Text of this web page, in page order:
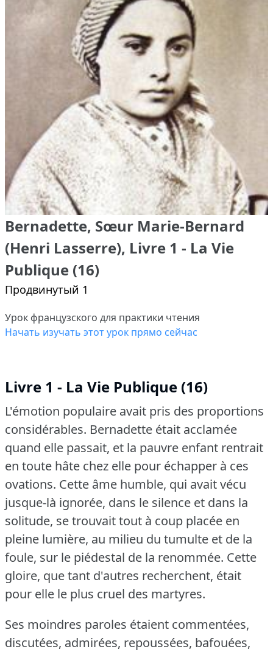
Bernadette, Sœur Marie-Bernard
(Henri Lasserre), Livre 1 - La Vie
Publique (16)
Продвинутый 1
Урок французского для практики чтения
Начать изучать этот урок прямо сейчас
Livre 1 - La Vie Publique (16)
L'émotion populaire avait pris des proportions
considérables. Bernadette était acclamée
quand elle passait, et la pauvre enfant rentrait
en toute hâte chez elle pour échapper à ces
ovations. Cette âme humble, qui avait vécu
jusque-là ignorée, dans le silence et dans la
solitude, se trouvait tout à coup placée en
pleine lumière, au milieu du tumulte et de la
foule, sur le piédestal de la renommée. Cette
gloire, que tant d'autres recherchent, était
pour elle le plus cruel des martyres.
Ses moindres paroles étaient commentées,
discutées, admirées, repoussées, bafouées,